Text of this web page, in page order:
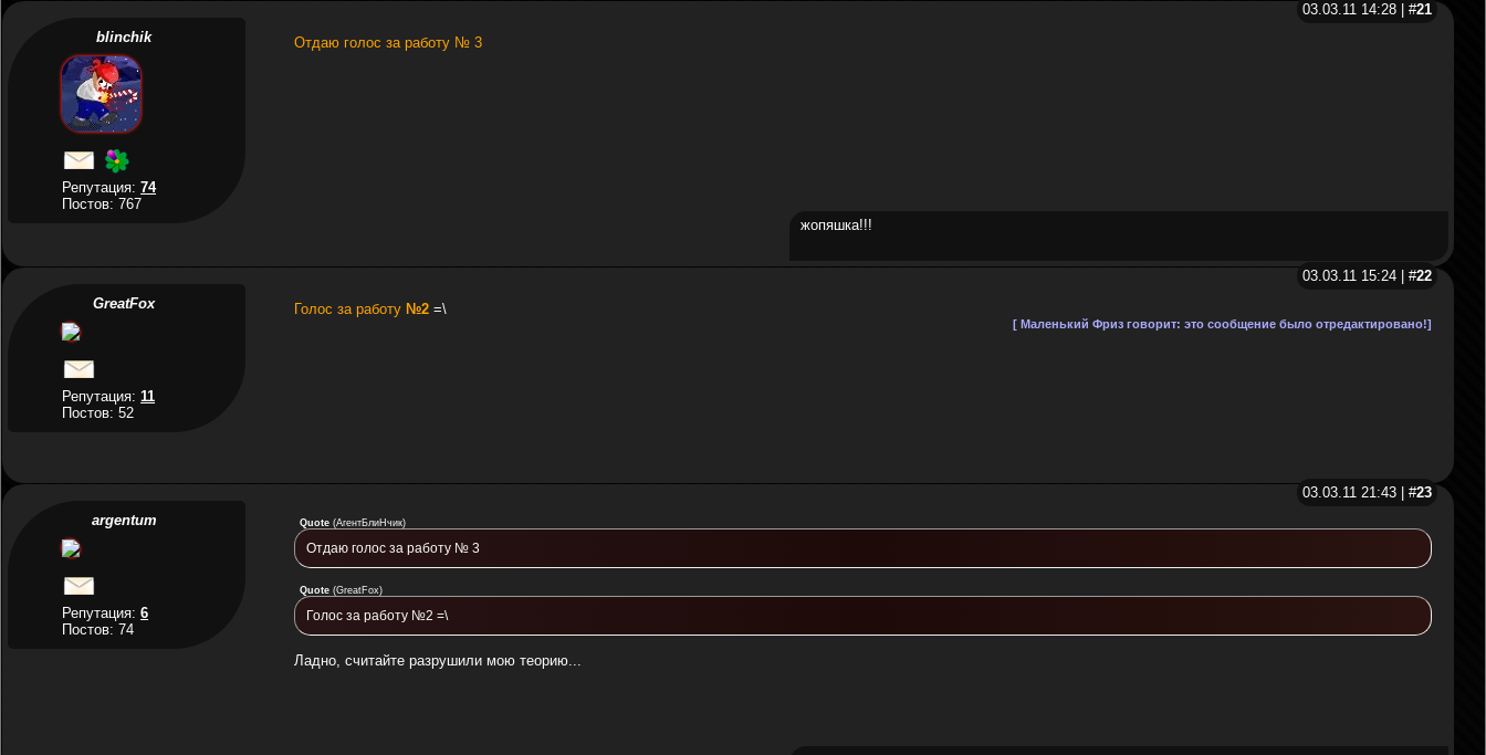
03.03.11 14:28 | #21
blinchik
Репутация:74
Постов: 767
Отдаю голос за работу № 3
жопяшка!!!
03.03.11 15:24 | #22
GreatFox
Репутация:11
Постов: 52
Голос за работу №2=\
[ Маленький Фриз говорит: это сообщение было отредактировано!]
03.03.11 21:43 | #23
argentum
Репутация:6
Постов: 74
Quote(АгентБлиНчик)
Отдаю голос за работу № 3
Quote(GreatFox)
Голос за работу №2 =\
Ладно, считайте разрушили мою теорию...